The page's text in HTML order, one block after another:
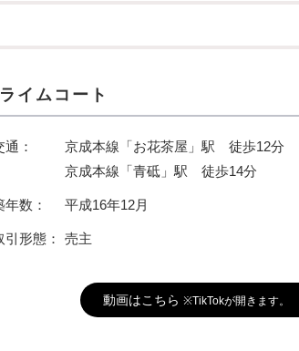
イムコート
通：
京成本線「お花茶屋」駅 徒歩12分
京成本線「青砥」駅 徒歩14分
年数： 平成16年12月
引形態： 売主
動画はこちら ※TikTokが開きます。